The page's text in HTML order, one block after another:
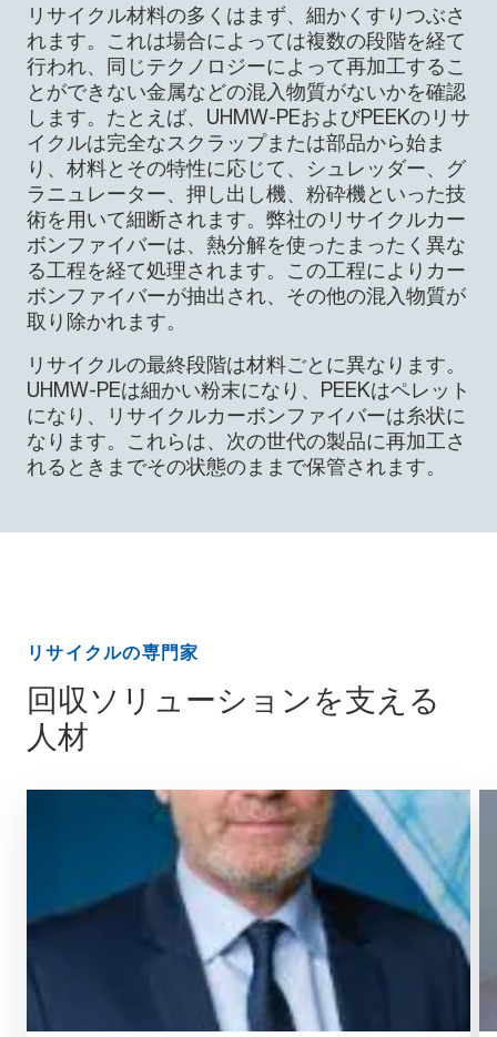
リサイクル材料の多くはまず、細かくすりつぶさ
れます。これは場合によっては複数の段階を経て
行われ、同じテクノロジーによって再加工するこ
とができない金属などの混入物質がないかを確認
します。たとえば、UHMW-PEおよびPEEKのリサ
イクルは完全なスクラップまたは部品から始ま
り、材料とその特性に応じて、シュレッダー、グ
ラニュレーター、押し出し機、粉砕機といった技
術を用いて細断されます。弊社のリサイクルカー
ボンファイバーは、熱分解を使ったまったく異な
る工程を経て処理されます。この工程によりカー
ボンファイバーが抽出され、その他の混入物質が
取り除かれます。
リサイクルの最終段階は材料ごとに異なります。
UHMW-PEは細かい粉末になり、PEEKはペレット
になり、リサイクルカーボンファイバーは糸状に
なります。これらは、次の世代の製品に再加工さ
れるときまでその状態のままで保管されます。
リサイクルの専門家
回収ソリューションを支える
人材